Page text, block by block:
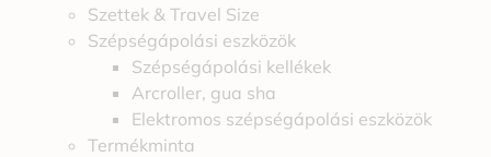
Szettek & Travel Size
Szépségápolási eszközök
Szépségápolási kellékek
Arcroller, gua sha
Elektromos szépségápolási eszközök
Termékminta